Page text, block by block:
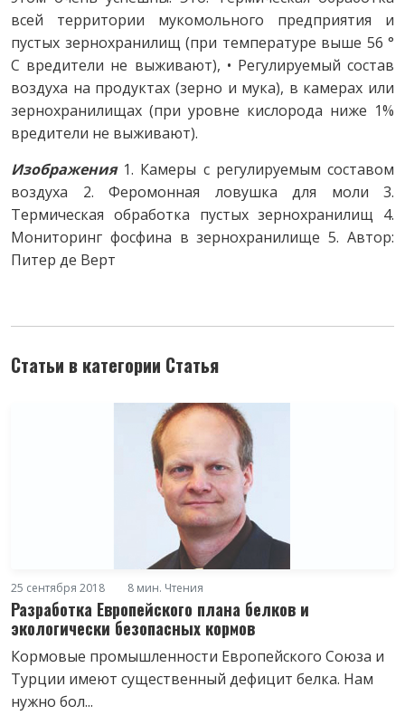
всей территории мукомольного предприятия и
пустых зернохранилищ (при температуре выше 56 °
С вредители не выживают), • Регулируемый состав
воздуха на продуктах (зерно и мука), в камерах или
зернохранилищах (при уровне кислорода ниже 1%
вредители не выживают).
Изображения1. Камеры с регулируемым составом
воздуха 2. Феромонная ловушка для моли 3.
Термическая обработка пустых зернохранилищ 4.
Мониторинг фосфина в зернохранилище 5. Автор:
Питер де Верт
Статьи в категории Статья
25 сентября 2018 8 мин. Чтения
Разработка Европейского плана белков и
экологически безопасных кормов
Кормовые промышленности Европейского Союза и
Турции имеют существенный дефицит белка. Нам
нужно бол...